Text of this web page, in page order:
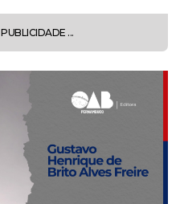
PUBLICIDADE ...